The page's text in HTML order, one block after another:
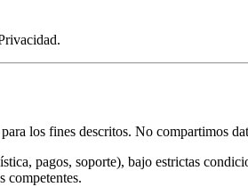
para los fines descritos. No compartimos
pagos, soporte), bajo estrictas
competentes.